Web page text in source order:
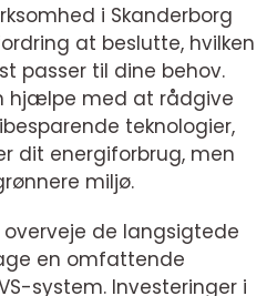
i Skanderborg
at beslutte, hvilken
passer til dine behov.
hjælpe med at rådgive
teknologier,
dit energiforbrug, men
miljø.
de langsigtede
en omfattende
system. Investeringer i